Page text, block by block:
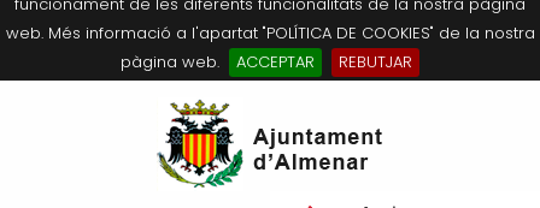
web. Més informació a l'apartat "POLÍTICA DE COOKIES" de la nostra
pàgina web.
ACCEPTAR
REBUTJAR
Salutació de l’Alcaldessa
Composició Consistori
Agricultura, Ramaderia i Medi
Què és la Seu Electrònica?
Últimes publicacions